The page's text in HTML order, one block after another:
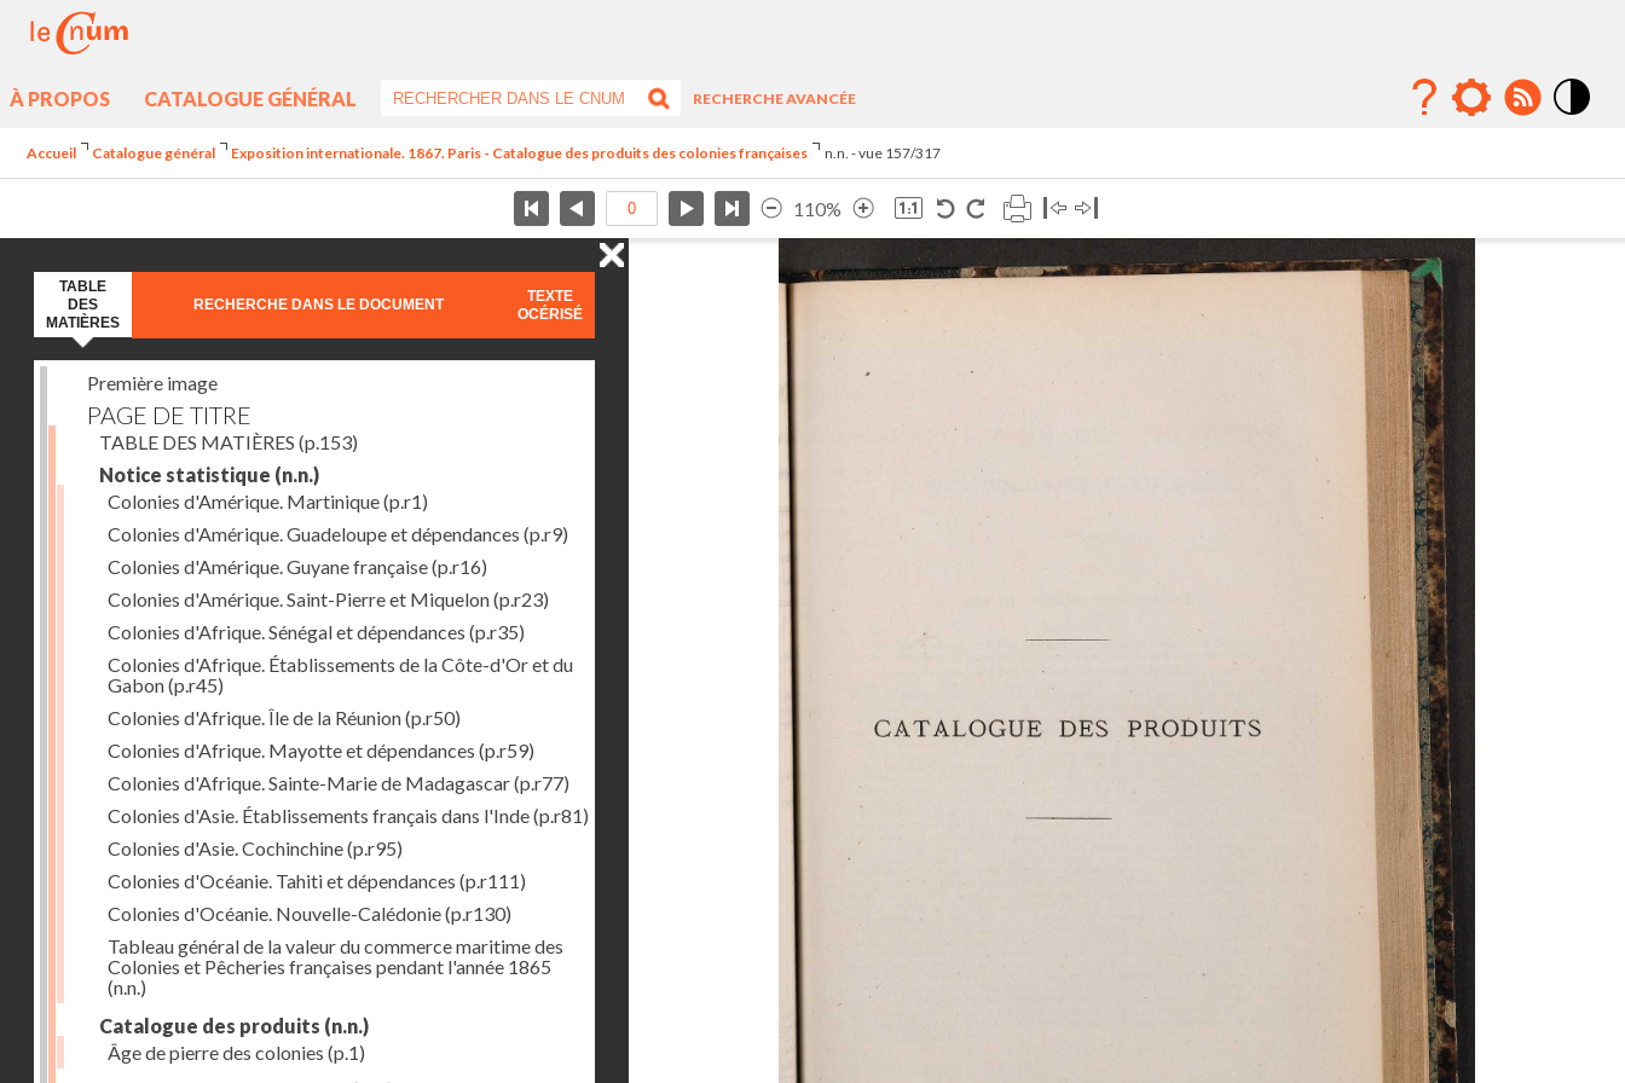
À PROPOS CATALOGUE GÉNÉRAL
RECHERCHE AVANCÉE
Accueil Catalogue général Exposition internationale. 1867. Paris - Catalogue des produits des colonies françaises n.n. - vue 157/317
110%
TABLE
DES
MATIÈRES
RECHERCHE DANS LE DOCUMENT
TEXTE
OCÉRISÉ
Première image
PAGE DE TITRE
TABLE DES MATIÈRES (p.153)
Notice statistique (n.n.)
Colonies d'Amérique. Martinique(p.r1)
Colonies d'Amérique. Guadeloupe et dépendances (p.r9)
Colonies d'Amérique. Guyane française(p.r16)
Colonies d'Amérique. Saint-Pierre et Miquelon(p.r23)
Colonies d'Afrique. Sénégal et dépendances (p.r35)
Colonies d'Afrique. Établissements de la Côte-d'Or et du
Gabon(p.r45)
Colonies d'Afrique. Île de la Réunion(p.r50)
Colonies d'Afrique. Mayotte et dépendances (p.r59)
Colonies d'Afrique. Sainte-Marie de Madagascar(p.r77)
Colonies d'Asie. Établissements français dans l'Inde(p.r81)
Colonies d'Asie. Cochinchine(p.r95)
Colonies d'Océanie. Tahiti et dépendances (p.r111)
Colonies d'Océanie. Nouvelle-Calédonie(p.r130)
Tableau général de la valeur du commerce maritime des
Colonies et Pêcheries françaises pendant l'année 1865
(n.n.)
Catalogue des produits (n.n.)
Âge de pierre des colonies (p.1)